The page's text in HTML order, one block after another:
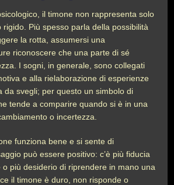
il timone non rappresenta solo
rigido. Più spesso parla della possibilità
la rotta, assumersi una
riconoscere che una parte di sé
I sogni, in generale, sono collegati
e alla rielaborazione di esperienze
da svegli; per questo un simbolo di
tende a comparire quando si è in una
o incertezza.
funziona bene e si sente di
può essere positivo: c’è più fiducia
o più desiderio di riprendere in mano una
il timone è duro, non risponde o